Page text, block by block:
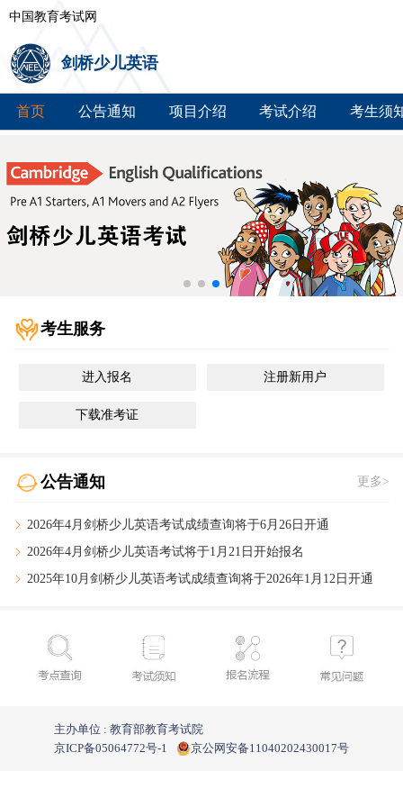
中国教育考试网
剑桥少儿英语
首页 公告通知 项目介绍 考试介绍 考生须
考生服务
进入报名 注册新用户
下载准考证
公告通知 更多>
2026年4月剑桥少儿英语考试成绩查询将于6月26日开通
2026年4月剑桥少儿英语考试将于1月21日开始报名
2025年10月剑桥少儿英语考试成绩查询将于2026年1月12日开通
主办单位 : 教育部教育考试院
京ICP备05064772号-1
京公网安备11040202430017号